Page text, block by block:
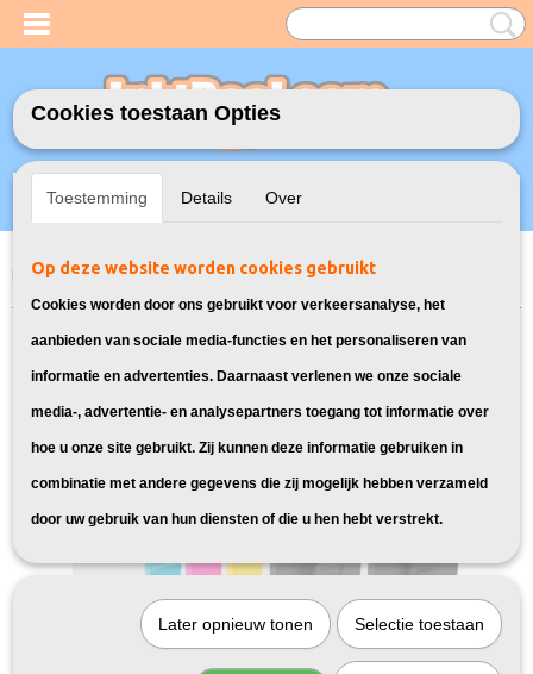
Inloggen Registreren
UW WINKELWAGEN
Home>Inktcartridges >Geschikt voor HP>Huismerk vervangt HP
Cookies toestaan Opties
Toestemming Details Over
Op deze website worden cookies gebruikt
Cookies worden door ons gebruikt voor verkeersanalyse, het
aanbieden van sociale media-functies en het personaliseren van
informatie en advertenties. Daarnaast verlenen we onze sociale
media-, advertentie- en analysepartners toegang tot informatie over
hoe u onze site gebruikt. Zij kunnen deze informatie gebruiken in
combinatie met andere gegevens die zij mogelijk hebben verzameld
door uw gebruik van hun diensten of die u hen hebt verstrekt.
Later opnieuw tonen Selectie toestaan